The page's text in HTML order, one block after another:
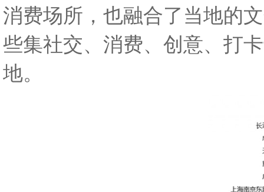
消费场所，也融合了当地的
些集社交、消费、创意、打
地。